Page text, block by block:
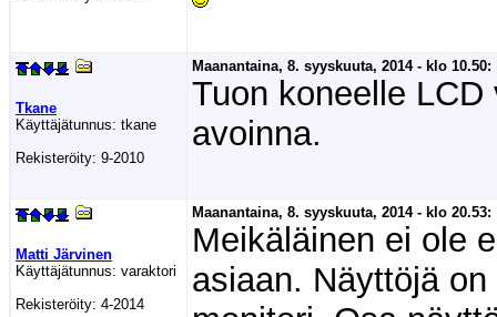
Tkane
Käyttäjätunnus: tkane
Rekisteröity: 9-2010
Maanantaina, 8. syyskuuta, 2014 - klo 10.50:
Tuon koneelle
avoinna.
Matti Järvinen
Käyttäjätunnus: varaktori
Rekisteröity: 4-2014
Maanantaina, 8. syyskuuta, 2014 - klo 20.53:
Meikäläinen ei ole
asiaan. Näyttöjä